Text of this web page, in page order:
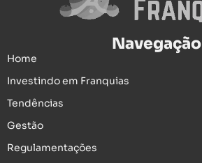
Navegação
Home
Investindo em Franquias
Tendências
Gestão
Regulamentações